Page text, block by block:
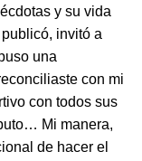
y su vida
invitó a
una
con mi
con todos sus
Mi manera,
de hacer el